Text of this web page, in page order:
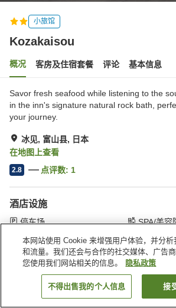
小旅馆
Kozakaisou
概况 客房及住宿套餐 评论 基本信息
Savor fresh seafood while listening to the
in the inn's signature natural rock bath,
your journey.
冰见, 富山县, 日本
在地图上查看
2.8 点评数: 1
酒店设施
停车场
SPA/美容
首页 日本 富山县 冰见 Kozakaisou
搜索客房
本网站使用 Cookie 来增强用户体验，并分
和流量。我们还会与合作的社交媒体、广告
您使用我们网站相关的信息。
隐私政策
不得出售我的个人信息 接